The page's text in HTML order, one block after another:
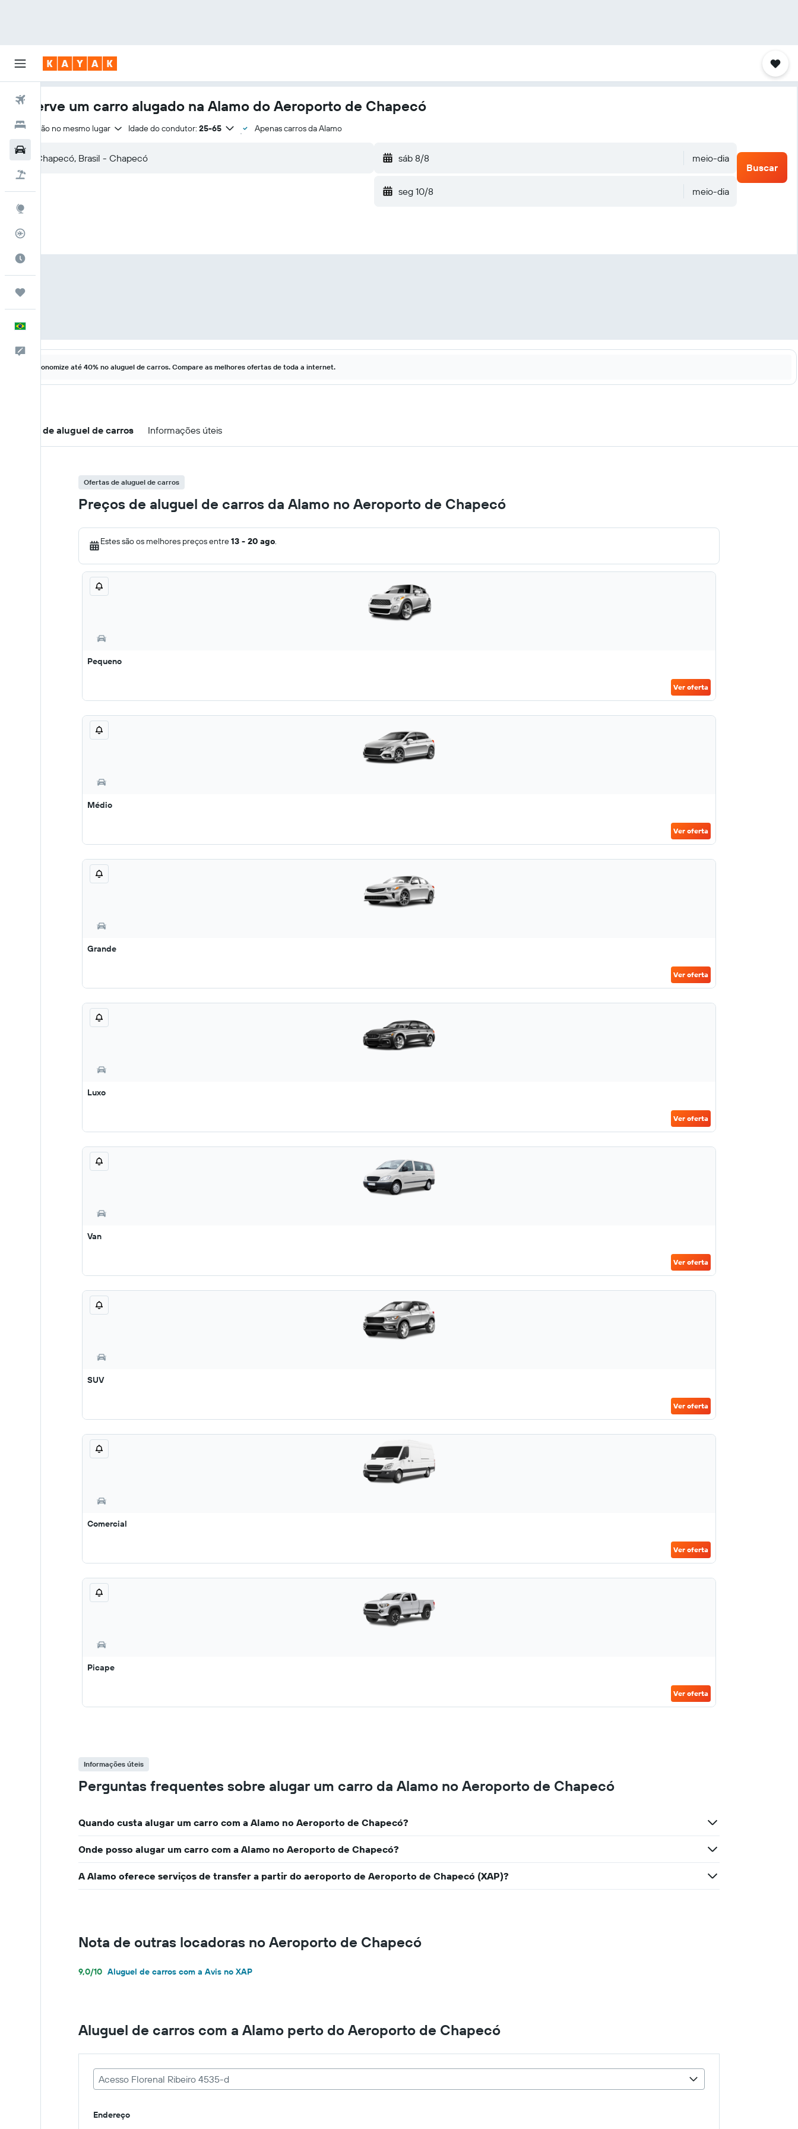
Hotéis
Comentários
Reserve um carro alugado na Alamo do Aeroporto de Chapecó
Devolução no mesmo lugar Idade do condutor: 25-65 Apenas carros da Alamo
sáb 8/8 meio-dia
seg 10/8 meio-dia
Buscar
Economize até 40% no aluguel de carros. Compare as melhores ofertas de toda a internet.
Ofertas de aluguel de carros Informações úteis
Ofertas de aluguel de carros
Preços de aluguel de carros da Alamo no Aeroporto de Chapecó
Estes são os melhores preços entre13 - 20 ago.
Pequeno
Ver oferta
Médio
Ver oferta
Grande
Ver oferta
Luxo
Ver oferta
Van
Ver oferta
SUV
Ver oferta
Comercial
Ver oferta
Picape
Ver oferta
Informações úteis
Perguntas frequentes sobre alugar um carro da Alamo no Aeroporto de Chapecó
Quando custa alugar um carro com a Alamo no Aeroporto de Chapecó?
Onde posso alugar um carro com a Alamo no Aeroporto de Chapecó?
A Alamo oferece serviços de transfer a partir do aeroporto de Aeroporto de Chapecó (XAP)?
Nota de outras locadoras no Aeroporto de Chapecó
9,0/10 Aluguel de carros com a Avis no XAP
Aluguel de carros com a Alamo perto do Aeroporto de Chapecó
Acesso Florenal Ribeiro 4535-d
Endereço